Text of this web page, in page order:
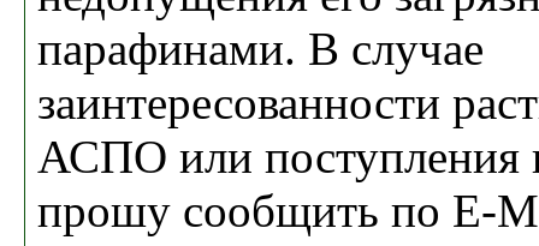
парафинами. В случае
заинтересованности
АСПО или поступления
прошу сообщить по E-